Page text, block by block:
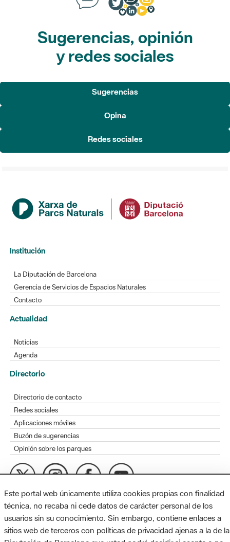
Sugerencias, opinión
y redes sociales
Sugerencias
Opina
Redes sociales
Institución
La Diputación de Barcelona
Gerencia de Servicios de Espacios Naturales
Contacto
Actualidad
Noticias
Agenda
Directorio
Directorio de contacto
Redes sociales
Aplicaciones móviles
Buzón de sugerencias
Opinión sobre los parques
MAPA WEB AVISO LEGAL ACCESIBILIDAD
Diputación de Barcelona. Edifici Llacuna, 1a planta. Badajoz, 49.
08005 Barcelona. Tel. 934 022 428 / xarxaparcs@diba.cat
Este portal web únicamente utiliza cookies propias con finalidad
técnica, no recaba ni cede datos de carácter personal de los
usuarios sin su conocimiento. Sin embargo, contiene enlaces a
sitios web de terceros con políticas de privacidad ajenas a la de la